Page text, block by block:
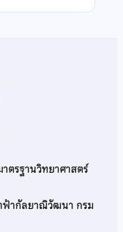
ตรฐานวิทยาศาสตร์
ฟ้ากัลยาณิวัฒนา กรม